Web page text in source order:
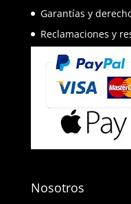
Garantías y
Reclamaciones y
Nosotros